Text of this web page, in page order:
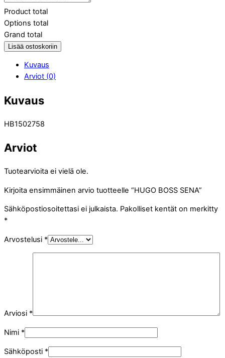
Product total
Options total
Grand total
Lisää ostoskoriin
Kuvaus
Arviot (0)
Kuvaus
HB1502758
Arviot
Tuotearvioita ei vielä ole.
Kirjoita ensimmäinen arvio tuotteelle “HUGO BOSS SENA”
Sähköpostiosoitettasi ei julkaista. Pakolliset kentät on merkitty
*
Arvostelusi *
Arviosi *
Nimi *
Sähköposti *